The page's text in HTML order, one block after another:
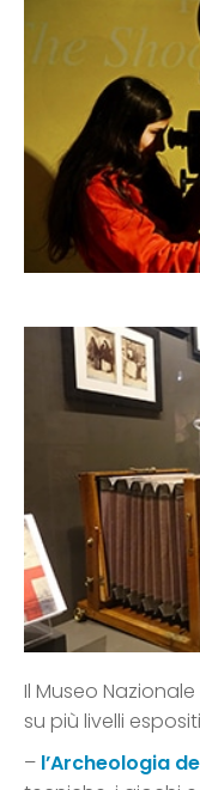
Il Museo
su più livelli
– l’Archeologia